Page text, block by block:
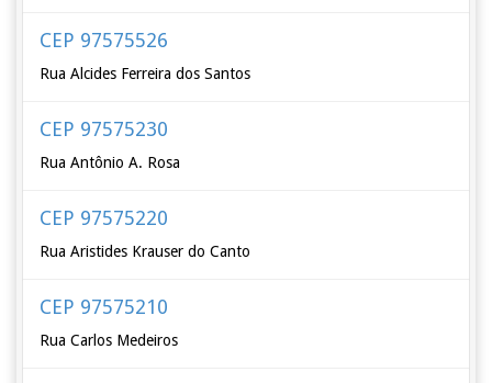
CEP 97575526
Rua Alcides Ferreira dos Santos
CEP 97575230
Rua Antônio A. Rosa
CEP 97575220
Rua Aristides Krauser do Canto
CEP 97575210
Rua Carlos Medeiros